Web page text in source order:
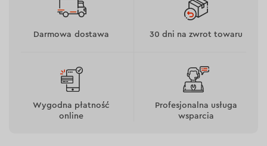
gramaturze 160 g/m².
nawet przy intensywnym użytkowaniu.
usuwanie kurzu.
Darmowa dostawa 30 dni na zwrot towaru
Wygodna płatność
online
Profesjonalna usługa
wsparcia